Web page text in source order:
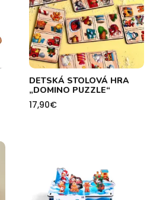
DETSKÁ STOLOVÁ HRA
„DOMINO PUZZLE“
17,90€